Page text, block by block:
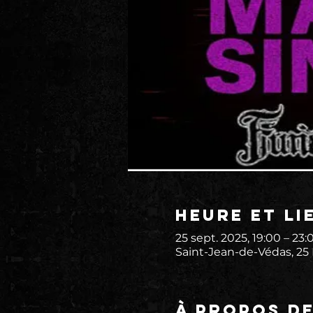
Heure et
25 sept. 2025, 19:00 –
Saint-Jean-de-Védas,